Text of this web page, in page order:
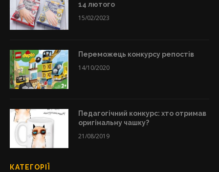
14 лютого
15/02/2023
Переможець конкурсу репостів
14/10/2020
Педагогічний конкурс: хто отримав
оригінальну чашку?
21/08/2019
КАТЕГОРІЇ